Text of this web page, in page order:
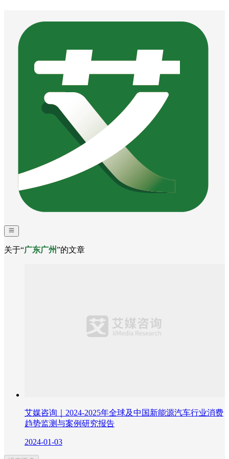
关于“广东广州”的文章
艾媒咨询｜2024-2025年全球及中国新能源汽车行业消费
趋势监测与案例研究报告
2024-01-03